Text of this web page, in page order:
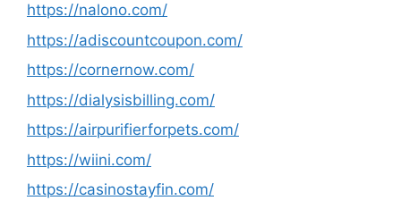
https://nalono.com/
https://adiscountcoupon.com/
https://cornernow.com/
https://dialysisbilling.com/
https://airpurifierforpets.com/
https://wiini.com/
https://casinostayfin.com/